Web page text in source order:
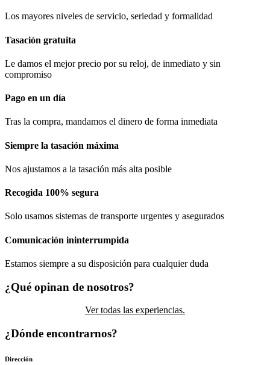
Los mayores niveles de servicio, seriedad y formalidad​
Tasación gratuita
Le damos el mejor precio por su reloj, de inmediato y sin
compromiso
Pago en un día
Tras la compra, mandamos el dinero de forma inmediata
Siempre la tasación máxima
Nos ajustamos a la tasación más alta posible
Recogida 100% segura​
Solo usamos sistemas de transporte urgentes y asegurados
Comunicación​ ininterrumpida
Estamos siempre a su disposición para cualquier duda
¿Qué opinan de nosotros?
Ver todas las experiencias.
¿Dónde encontrarnos?
Dirección